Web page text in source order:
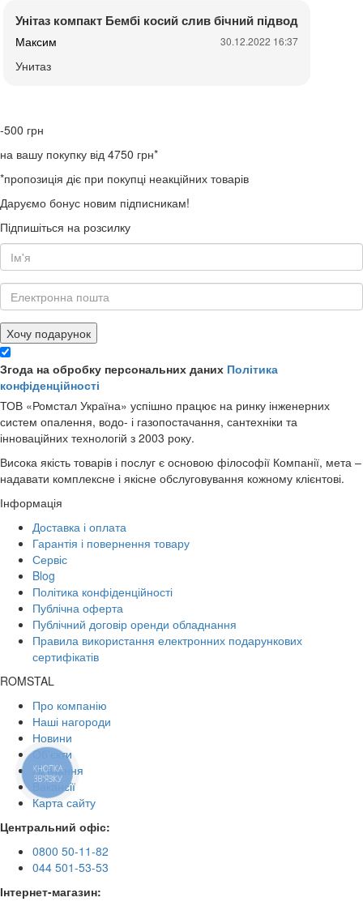
Унітаз компакт Бембі косий слив бічний підвод
Максим 30.12.2022 16:37
Унитаз
-500 грн
на вашу покупку від 4750 грн*
*пропозиція діє при покупці неакційних товарів
Даруємо бонус новим підписникам!
Підпишіться на розсилку
Хочу подарунок
Згода на обробку персональних даних Політика
конфіденційності
ТОВ «Ромстал Україна» успішно працює на ринку інженерних
систем опалення, водо- і газопостачання, сантехніки та
інноваційних технологій з 2003 року.
Висока якість товарів і послуг є основою філософії Компанії, мета –
надавати комплексне і якісне обслуговування кожному клієнтові.
Інформація
Доставка і оплата
Гарантія і повернення товару
Сервіс
Blog
Політика конфіденційності
Публічна оферта
Публічний договір оренди обладнання
Правила використання електронних подарункових
сертифікатів
ROMSTAL
Про компанію
Наші нагороди
Новини
Об'єкти
Навчання
Вакансії
Карта сайту
Центральний офіс:
0800 50-11-82
044 501-53-53
Інтернет-магазин:
КНОПКА
ЗВ'ЯЗКУ